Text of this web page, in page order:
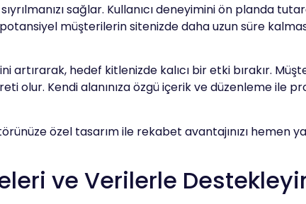
sağlar. Kullanıcı deneyimini ön planda
müşterilerin sitenizde daha uzun süre
artırarak, hedef kitlenizde kalıcı bir etki bırakır.
olur. Kendi alanınıza özgü içerik ve düzenleme ile
özel tasarım ile rekabet avantajınızı hemen
ve Verilerle